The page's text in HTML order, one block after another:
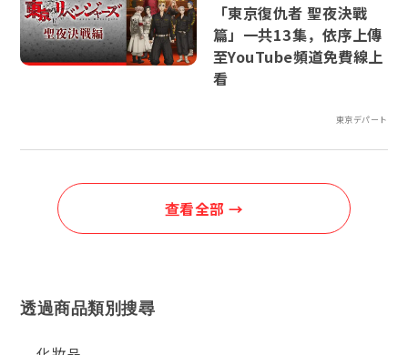
「東京復仇者 聖夜決戰
篇」一共13集，依序上傳
至YouTube頻道免費線上
看
東京デパート
查看全部 →
透過商品類別搜尋